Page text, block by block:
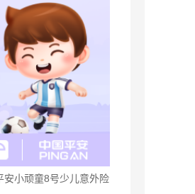
安小顽童8号少儿意外险